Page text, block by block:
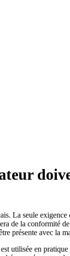
La seule
de la conformité
présente avec la
utilisée en